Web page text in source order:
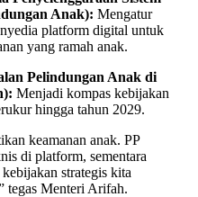
Anak): Mengatur
platform digital untuk
yang ramah anak.
Pelindungan Anak di
Menjadi kompas kebijakan
hingga tahun 2029.
keamanan anak. PP
di platform, sementara
strategis kita
tegas Menteri Arifah.